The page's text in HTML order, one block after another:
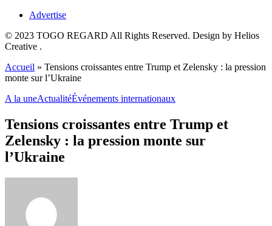
Advertise
© 2023 TOGO REGARD All Rights Reserved. Design by Helios
Creative .
Accueil » Tensions croissantes entre Trump et Zelensky : la pression
monte sur l’Ukraine
A la uneActualitéÉvénements internationaux
Tensions croissantes entre Trump et
Zelensky : la pression monte sur
l’Ukraine